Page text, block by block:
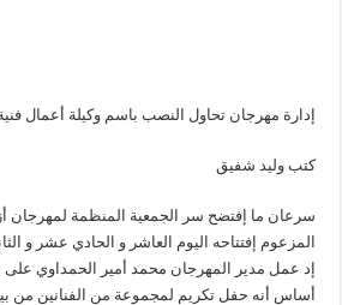
إدارة مهرجان تحاول النصب باسم وكيلة أعمال
كتب وليد شفيق
سرعان ما إفتضح سر الجمعية المنظمة لمهرجان
المزعوم إفتتاحه اليوم العاشر و الحادي عشر و
إد عمل مدير المهرجان محمد أمير الحمداوي
أساس أنه حفل تكريم لمجموعة من الفنانين من